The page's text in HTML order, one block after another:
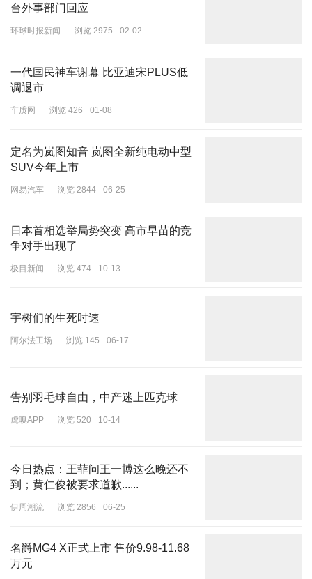
不多知道了。否认了提前内定之说。
台外事部门回应
环球时报新闻 浏览 2975 02-02
一代国民神车谢幕 比亚迪宋PLUS低
调退市
车质网 浏览 426 01-08
定名为岚图知音 岚图全新纯电动中型
SUV今年上市
网易汽车 浏览 2844 06-25
日本首相选举局势突变 高市早苗的竞
争对手出现了
极目新闻 浏览 474 10-13
宇树们的生死时速
阿尔法工场 浏览 145 06-17
告别羽毛球自由，中产迷上匹克球
虎嗅APP 浏览 520 10-14
今日热点：王菲问王一博这么晚还不
到；黄仁俊被要求道歉......
伊周潮流 浏览 2856 06-25
名爵MG4 X正式上市 售价9.98-11.68
万元